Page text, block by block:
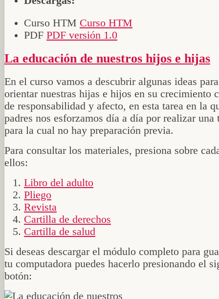
Curso HTM Curso HTM
PDF PDF versión 1.0
La educación de nuestros hijos e hijas
En el curso vamos a descubrir algunas ideas
orientar nuestras hijas e hijos en su crecimiento
de responsabilidad y afecto, en esta tarea en la
padres nos esforzamos día a día por realizar una
para la cual no hay preparación previa.
Para consultar los materiales, presiona sobre
ellos:
Libro del adulto
Pliego
Revista
Cartilla de derechos
Cartilla de salud
Si deseas descargar el módulo completo para
tu computadora puedes hacerlo presionando el
botón: